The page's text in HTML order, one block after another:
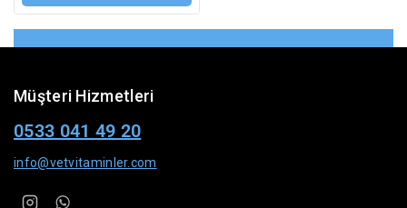
Müşteri Hizmetleri
0533 041 49 20
info@vetvitaminler.com